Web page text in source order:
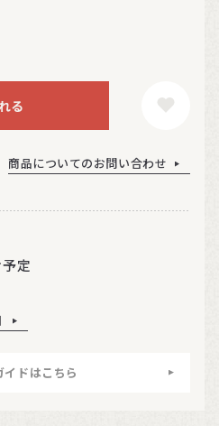
る
商品についてのお問い合わせ
定
イドはこちら